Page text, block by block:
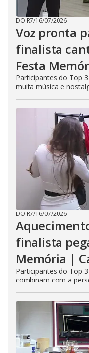
DO R7/16/07/2026
Voz pronta
finalista
Festa
Participantes do Top
muita música e
DO R7/16/07/2026
finalista
Memória |
Participantes do Top
combinam com a